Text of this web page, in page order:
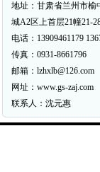
地址：甘肃省兰州市榆
城A2区上首层21幢21-
电话：13909461179
传真：0931-8661796
邮箱：lzhxlb@126.com
网址：www.gs-zaj.com
联系人：沈元惠